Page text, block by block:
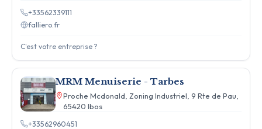
+33562339111
falliero.fr
C'est votre entreprise ?
MRM Menuiserie - Tarbes
Proche Mcdonald, Zoning Industriel, 9 Rte de Pau,
65420 Ibos
+33562960451